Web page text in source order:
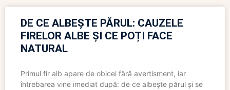
DE CE ALBEȘTE PĂRUL: CAUZELE
FIRELOR ALBE ȘI CE POȚI FACE
NATURAL
Primul fir alb apare de obicei fără avertisment, iar
întrebarea vine imediat după: de ce albește părul și se